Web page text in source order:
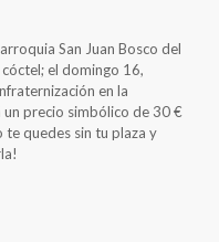
San Juan Bosco del
el domingo 16,
en la
un precio simbólico de 30 €
te quedes sin tu plaza y